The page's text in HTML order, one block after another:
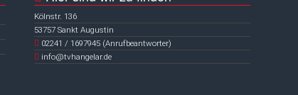
Kölnstr. 136
53757 Sankt Augustin
02241 / 1697945 (Anrufbeantworter)
info@tvhangelar.de